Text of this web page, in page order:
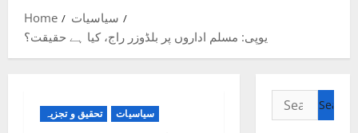
Home
سیاسیات
یوپی: مسلم اداروں پر بلڈوزر راج، کیا ہے حقیقت؟
تحقیق و تجزیہ سیاسیات
Search
for: